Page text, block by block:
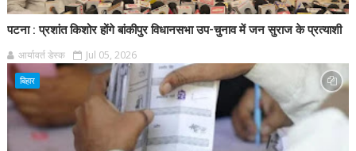
पटना : प्रशांत किशोर होंगे बांकीपुर विधानसभा उप-चुनाव में जन सुराज के प्रत्याशी
आर्यावर्त डेस्क Jul 05, 2026
बिहार